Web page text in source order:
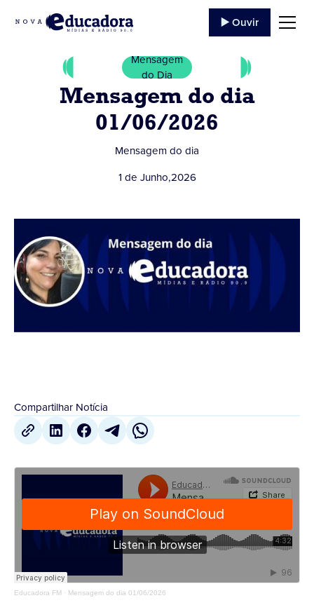
▶️ Ouvir
Mensagem
do Dia
Mensagem do dia
01/06/2026
Mensagem do dia
1 de Junho,2026
Compartilhar Notícia
Educadora FM · Mensagem do dia 01/06/2026